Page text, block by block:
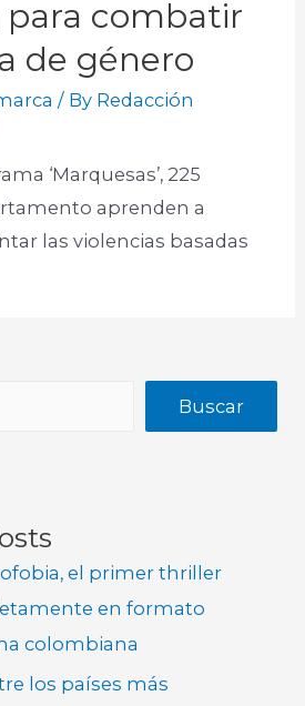
combatir
de género
/ By Redacción
‘Marquesas’, 225
aprenden a
las violencias basadas
Buscar
el primer thriller
en formato
colombiana
los países más